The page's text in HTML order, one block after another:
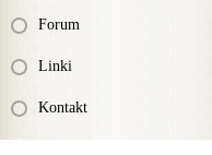
Forum
Linki
Kontakt